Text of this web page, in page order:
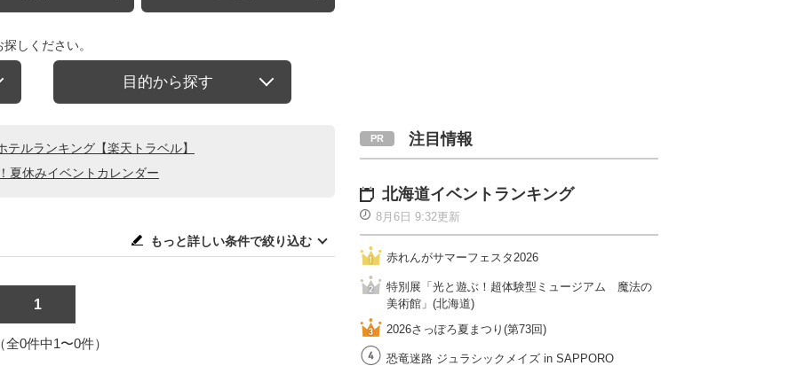
しください。
目的から探す
ルランキング【楽天トラベル】
夏休みイベントカレンダー
もっと詳しい条件で絞り込む
1
全0件中1〜0件）
注目情報
北海道イベントランキング
8月6日 9:32更新
赤れんがサマーフェスタ2026
特別展「光と遊ぶ！超体験型ミュージアム 魔法の
美術館」(北海道)
2026さっぽろ夏まつり(第73回)
恐竜迷路 ジュラシックメイズ in SAPPORO